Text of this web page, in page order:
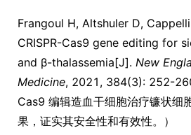
Frangoul H, Altshuler D,
CRISPR-Cas9 gene editing for
and β-thalassemia[J]. New
Medicine, 2021, 384(3): 252-
Cas9 编辑造血干细胞治疗镰状细
果，证实其安全性和有效性。）